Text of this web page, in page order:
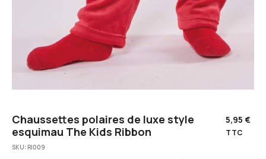
Chaussettes polaires de luxe style
esquimau The Kids Ribbon
5,95€
TTC
SKU: RI009